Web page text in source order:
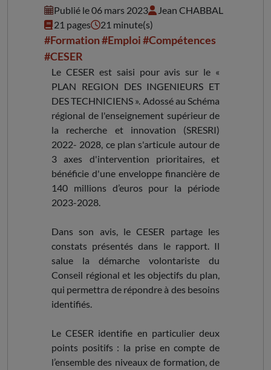
Publié le 06 mars 2023
Jean CHABBAL
21 pages
21 minute(s)
#Formation#Emploi#Compétences
#CESER
Le CESER est saisi pour avis sur le «
PLAN REGION DES INGENIEURS ET
DES TECHNICIENS ». Adossé au Schéma
régional de l'enseignement supérieur de
la recherche et innovation (SRESRI)
2022- 2028, ce plan s'articule autour de
3 axes d'intervention prioritaires, et
bénéficie d'une enveloppe financière de
140 millions d’euros pour la période
2023-2028.
Dans son avis, le CESER partage les
constats présentés dans le rapport. Il
salue la démarche volontariste du
Conseil régional et les objectifs du plan,
qui permettra de répondre à des besoins
identifiés.
Le CESER identifie en particulier deux
points positifs : la prise en compte de
l’ensemble des niveaux de formation, de